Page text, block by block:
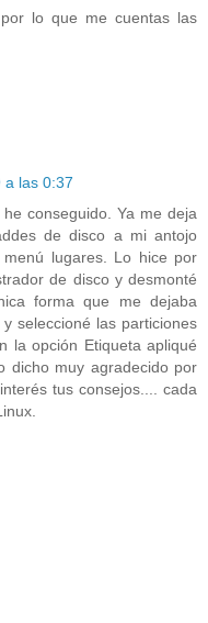
lo que me cuentas las
a las 0:37
conseguido. Ya me deja
de disco a mi antojo
lugares. Lo hice por
de disco y desmonté
forma que me dejaba
seleccioné las particiones
la opción Etiqueta apliqué
dicho muy agradecido por
tus consejos.... cada